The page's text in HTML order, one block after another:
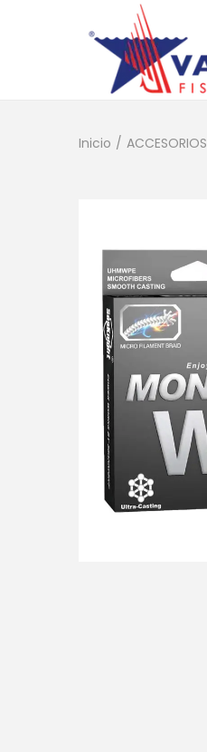
Inicio / ACCESORIOS